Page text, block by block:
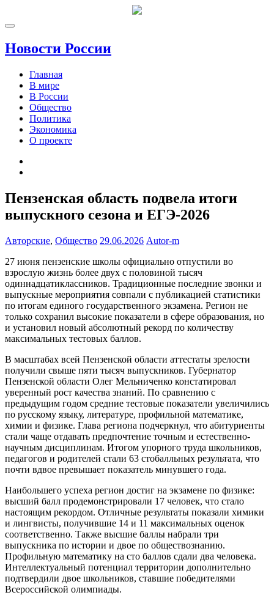
Новости России
Главная
В мире
В России
Общество
Политика
Экономика
О проекте
Пензенская область подвела итоги
выпускного сезона и ЕГЭ-2026
Авторские, Общество 29.06.2026 Autor-m
27 июня пензенские школы официально отпустили во
взрослую жизнь более двух с половиной тысяч
одиннадцатиклассников. Традиционные последние звонки и
выпускные мероприятия совпали с публикацией статистики
по итогам единого государственного экзамена. Регион не
только сохранил высокие показатели в сфере образования, но
и установил новый абсолютный рекорд по количеству
максимальных тестовых баллов.
В масштабах всей Пензенской области аттестаты зрелости
получили свыше пяти тысяч выпускников. Губернатор
Пензенской области Олег Мельниченко констатировал
уверенный рост качества знаний. По сравнению с
предыдущим годом средние тестовые показатели увеличились
по русскому языку, литературе, профильной математике,
химии и физике. Глава региона подчеркнул, что абитуриенты
стали чаще отдавать предпочтение точным и естественно-
научным дисциплинам. Итогом упорного труда школьников,
педагогов и родителей стали 63 стобалльных результата, что
почти вдвое превышает показатель минувшего года.
Наибольшего успеха регион достиг на экзамене по физике:
высший балл продемонстрировали 17 человек, что стало
настоящим рекордом. Отличные результаты показали химики
и лингвисты, получившие 14 и 11 максимальных оценок
соответственно. Также высшие баллы набрали три
выпускника по истории и двое по обществознанию.
Профильную математику на сто баллов сдали два человека.
Интеллектуальный потенциал территории дополнительно
подтвердили двое школьников, ставшие победителями
Всероссийской олимпиады.